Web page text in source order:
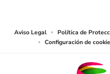
Aviso Legal Política de
Configuración de